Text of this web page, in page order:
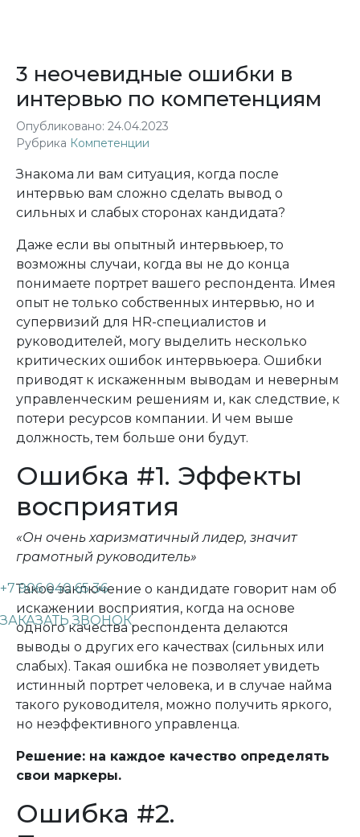
+7 906 040 65 36
ЗАКАЗАТЬ ЗВОНОК
Опубликовано: 24.04.2023
Рубрика Компетенции
3 неочевидные ошибки в
интервью по компетенциям
Знакома ли вам ситуация, когда после
интервью вам сложно сделать вывод о
сильных и слабых сторонах кандидата?
Даже если вы опытный интервьюер, то
возможны случаи, когда вы не до конца
понимаете портрет вашего респондента. Имея
опыт не только собственных интервью, но и
супервизий для HR-специалистов и
руководителей, могу выделить несколько
критических ошибок интервьюера. Ошибки
приводят к искаженным выводам и неверным
управленческим решениям и, как следствие, к
потери ресурсов компании. И чем выше
должность, тем больше они будут.
Ошибка #1. Эффекты
восприятия
«Он очень харизматичный лидер, значит
грамотный руководитель»
Такое заключение о кандидате говорит нам об
искажении восприятия, когда на основе
одного качества респондента делаются
выводы о других его качествах (сильных или
слабых). Такая ошибка не позволяет увидеть
истинный портрет человека, и в случае найма
такого руководителя, можно получить яркого,
но неэффективного управленца.
Решение: на каждое качество определять
свои маркеры.
Ошибка #2.